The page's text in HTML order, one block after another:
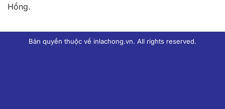
Hồng.
Bản quyền thuộc về inlachong.vn. All rights reserved.